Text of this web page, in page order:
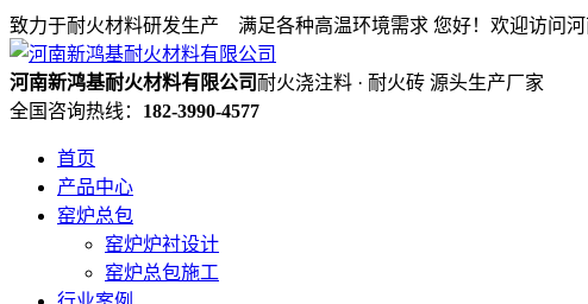
致力于耐火材料研发生产 满足各种高温环境需求 您好！欢迎访问
河南新鸿基耐火材料有限公司 耐火浇注料 · 耐火砖 源头生产厂家
全国咨询热线： 182-3990-4577
首页
产品中心
窑炉总包
窑炉炉衬设计
窑炉总包施工